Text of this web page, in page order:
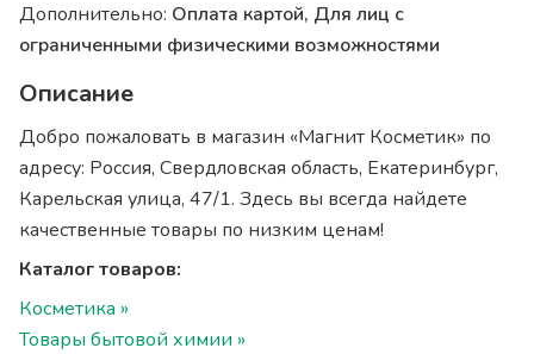
Дополнительно: Оплата картой, Для лиц с
ограниченными физическими возможностями
Описание
Добро пожаловать в магазин «Магнит Косметик» по
адресу: Россия, Свердловская область, Екатеринбург,
Карельская улица, 47/1. Здесь вы всегда найдете
качественные товары по низким ценам!
Каталог товаров:
Косметика »
Товары бытовой химии »